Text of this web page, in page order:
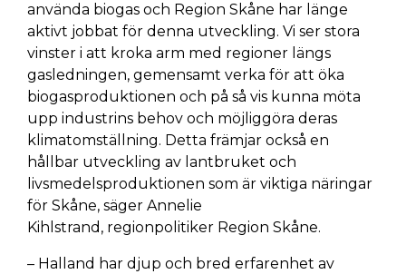
använda biogas och Region Skåne har länge
aktivt jobbat för denna utveckling. Vi ser stora
vinster i att kroka arm med regioner längs
gasledningen, gemensamt verka för att öka
biogasproduktionen och på så vis kunna möta
upp industrins behov och möjliggöra deras
klimatomställning. Detta främjar också en
hållbar utveckling av lantbruket och
livsmedelsproduktionen som är viktiga näringar
för Skåne, säger Annelie
Kihlstrand, regionpolitiker Region Skåne.
– Halland har djup och bred erfarenhet av